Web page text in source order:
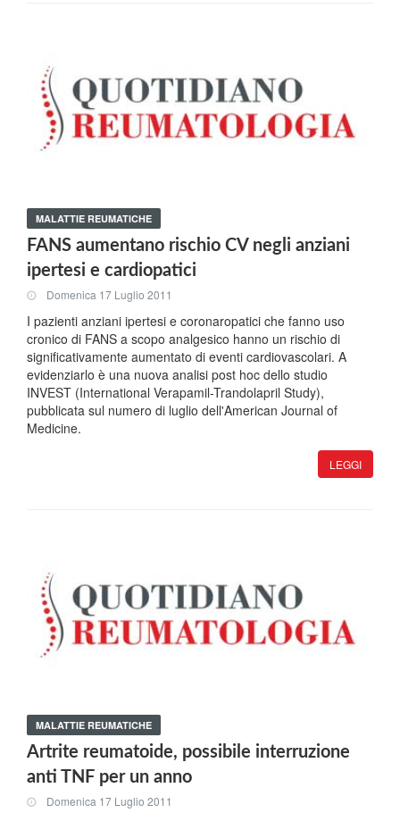
MALATTIE REUMATICHE
FANS aumentano rischio CV negli anziani
ipertesi e cardiopatici
Domenica 17 Luglio 2011
I pazienti anziani ipertesi e coronaropatici che fanno uso
cronico di FANS a scopo analgesico hanno un rischio di
significativamente aumentato di eventi cardiovascolari. A
evidenziarlo è una nuova analisi post hoc dello studio
INVEST (International Verapamil-Trandolapril Study),
pubblicata sul numero di luglio dell'American Journal of
Medicine.
LEGGI
MALATTIE REUMATICHE
Artrite reumatoide, possibile interruzione
anti TNF per un anno
Domenica 17 Luglio 2011